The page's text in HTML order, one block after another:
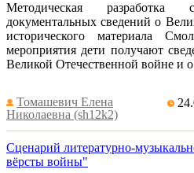
Методическая разработка
документальных сведений о
исторического материала
мероприятия дети получают
Великой Отечественной войне и о
Томашевич Елена
Николаевна (sh12k2)
Сценарий литературно-
вёрсты войны"